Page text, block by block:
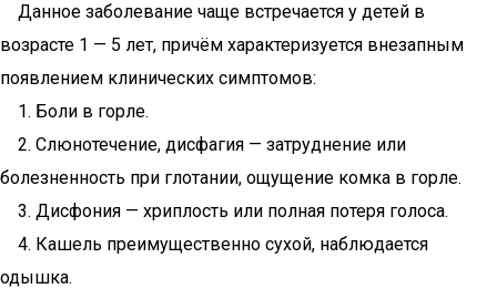
Данное заболевание чаще встречается у детей в
возрасте 1 — 5 лет, причём характеризуется внезапным
появлением клинических симптомов:
1. Боли в горле.
2. Слюнотечение, дисфагия — затруднение или
болезненность при глотании, ощущение комка в горле.
3. Дисфония — хриплость или полная потеря голоса.
4. Кашель преимущественно сухой, наблюдается
одышка.